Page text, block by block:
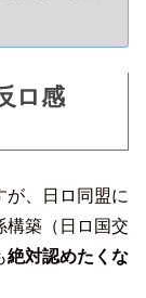
ロ感
が、日ロ同盟に
構築（日ロ国交
絶対認めたくな